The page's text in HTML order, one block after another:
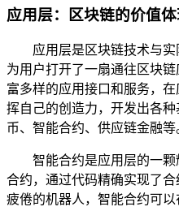
应用层：区块链的价值
应用层是区块链技术与
为用户打开了一扇通往区块
富多样的应用接口和服务，
挥自己的创造力，开发出各
币、智能合约、供应链金融等
智能合约是应用层的一
合约，通过代码精确实现了
疲倦的机器人，智能合约可